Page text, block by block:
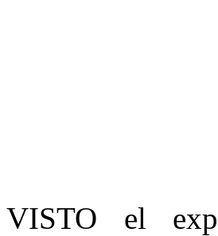
VISTO el